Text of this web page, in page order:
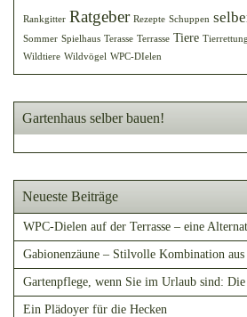
Rankgitter Ratgeber Rezepte Schuppen
Sommer Spielhaus Terasse Terrasse Tiere Tierrettung
Wildtiere Wildvögel WPC-DIelen
Gartenhaus selber bauen!
Neueste Beiträge
WPC-Dielen auf der Terrasse – eine
Gabionenzäune – Stilvolle Kombination
Gartenpflege, wenn Sie im Urlaub sind: Die
Ein Plädoyer für die Hecken